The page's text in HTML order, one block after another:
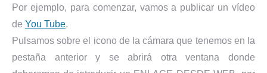
Por ejemplo, para comenzar, vamos a publicar un vídeo
de You Tube.
Pulsamos sobre el icono de la cámara que tenemos en la
pestaña anterior y se abrirá otra ventana donde